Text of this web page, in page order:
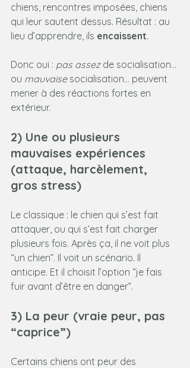
chiens, rencontres imposées, chiens
qui leur sautent dessus. Résultat : au
lieu d’apprendre, ils encaissent.
Donc oui : pas assez de socialisation…
ou mauvaise socialisation… peuvent
mener à des réactions fortes en
extérieur.
2) Une ou plusieurs
mauvaises expériences
(attaque, harcèlement,
gros stress)
Le classique : le chien qui s’est fait
attaquer, ou qui s’est fait charger
plusieurs fois. Après ça, il ne voit plus
“un chien”. Il voit un scénario. Il
anticipe. Et il choisit l’option “je fais
fuir avant d’être en danger”.
3) La peur (vraie peur, pas
“caprice”)
Certains chiens ont peur des